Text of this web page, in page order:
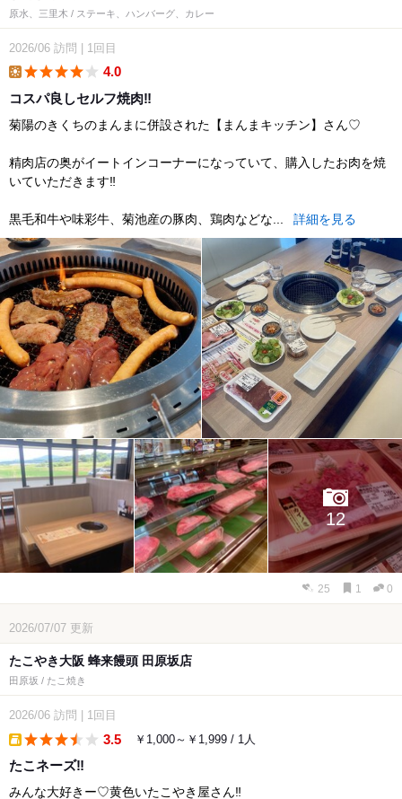
原水、三里木 / ステーキ、ハンバーグ、カレー
2026/06 訪問 1回目
4.0
コスパ良しセルフ焼肉‼︎
菊陽のきくちのまんまに併設された【まんまキッチン】さん♡
精肉店の奥がイートインコーナーになっていて、購入したお肉を焼
いていただきます‼︎
黒毛和牛や味彩牛、菊池産の豚肉、鶏肉などな... 詳細を見る
12
25 1 0
2026/07/07 更新
たこやき大阪 蜂来饅頭 田原坂店
田原坂 / たこ焼き
2026/06 訪問 1回目
3.5 ￥1,000～￥1,999 / 1人
たこネーズ‼︎
みんな大好きー♡黄色いたこやき屋さん‼︎